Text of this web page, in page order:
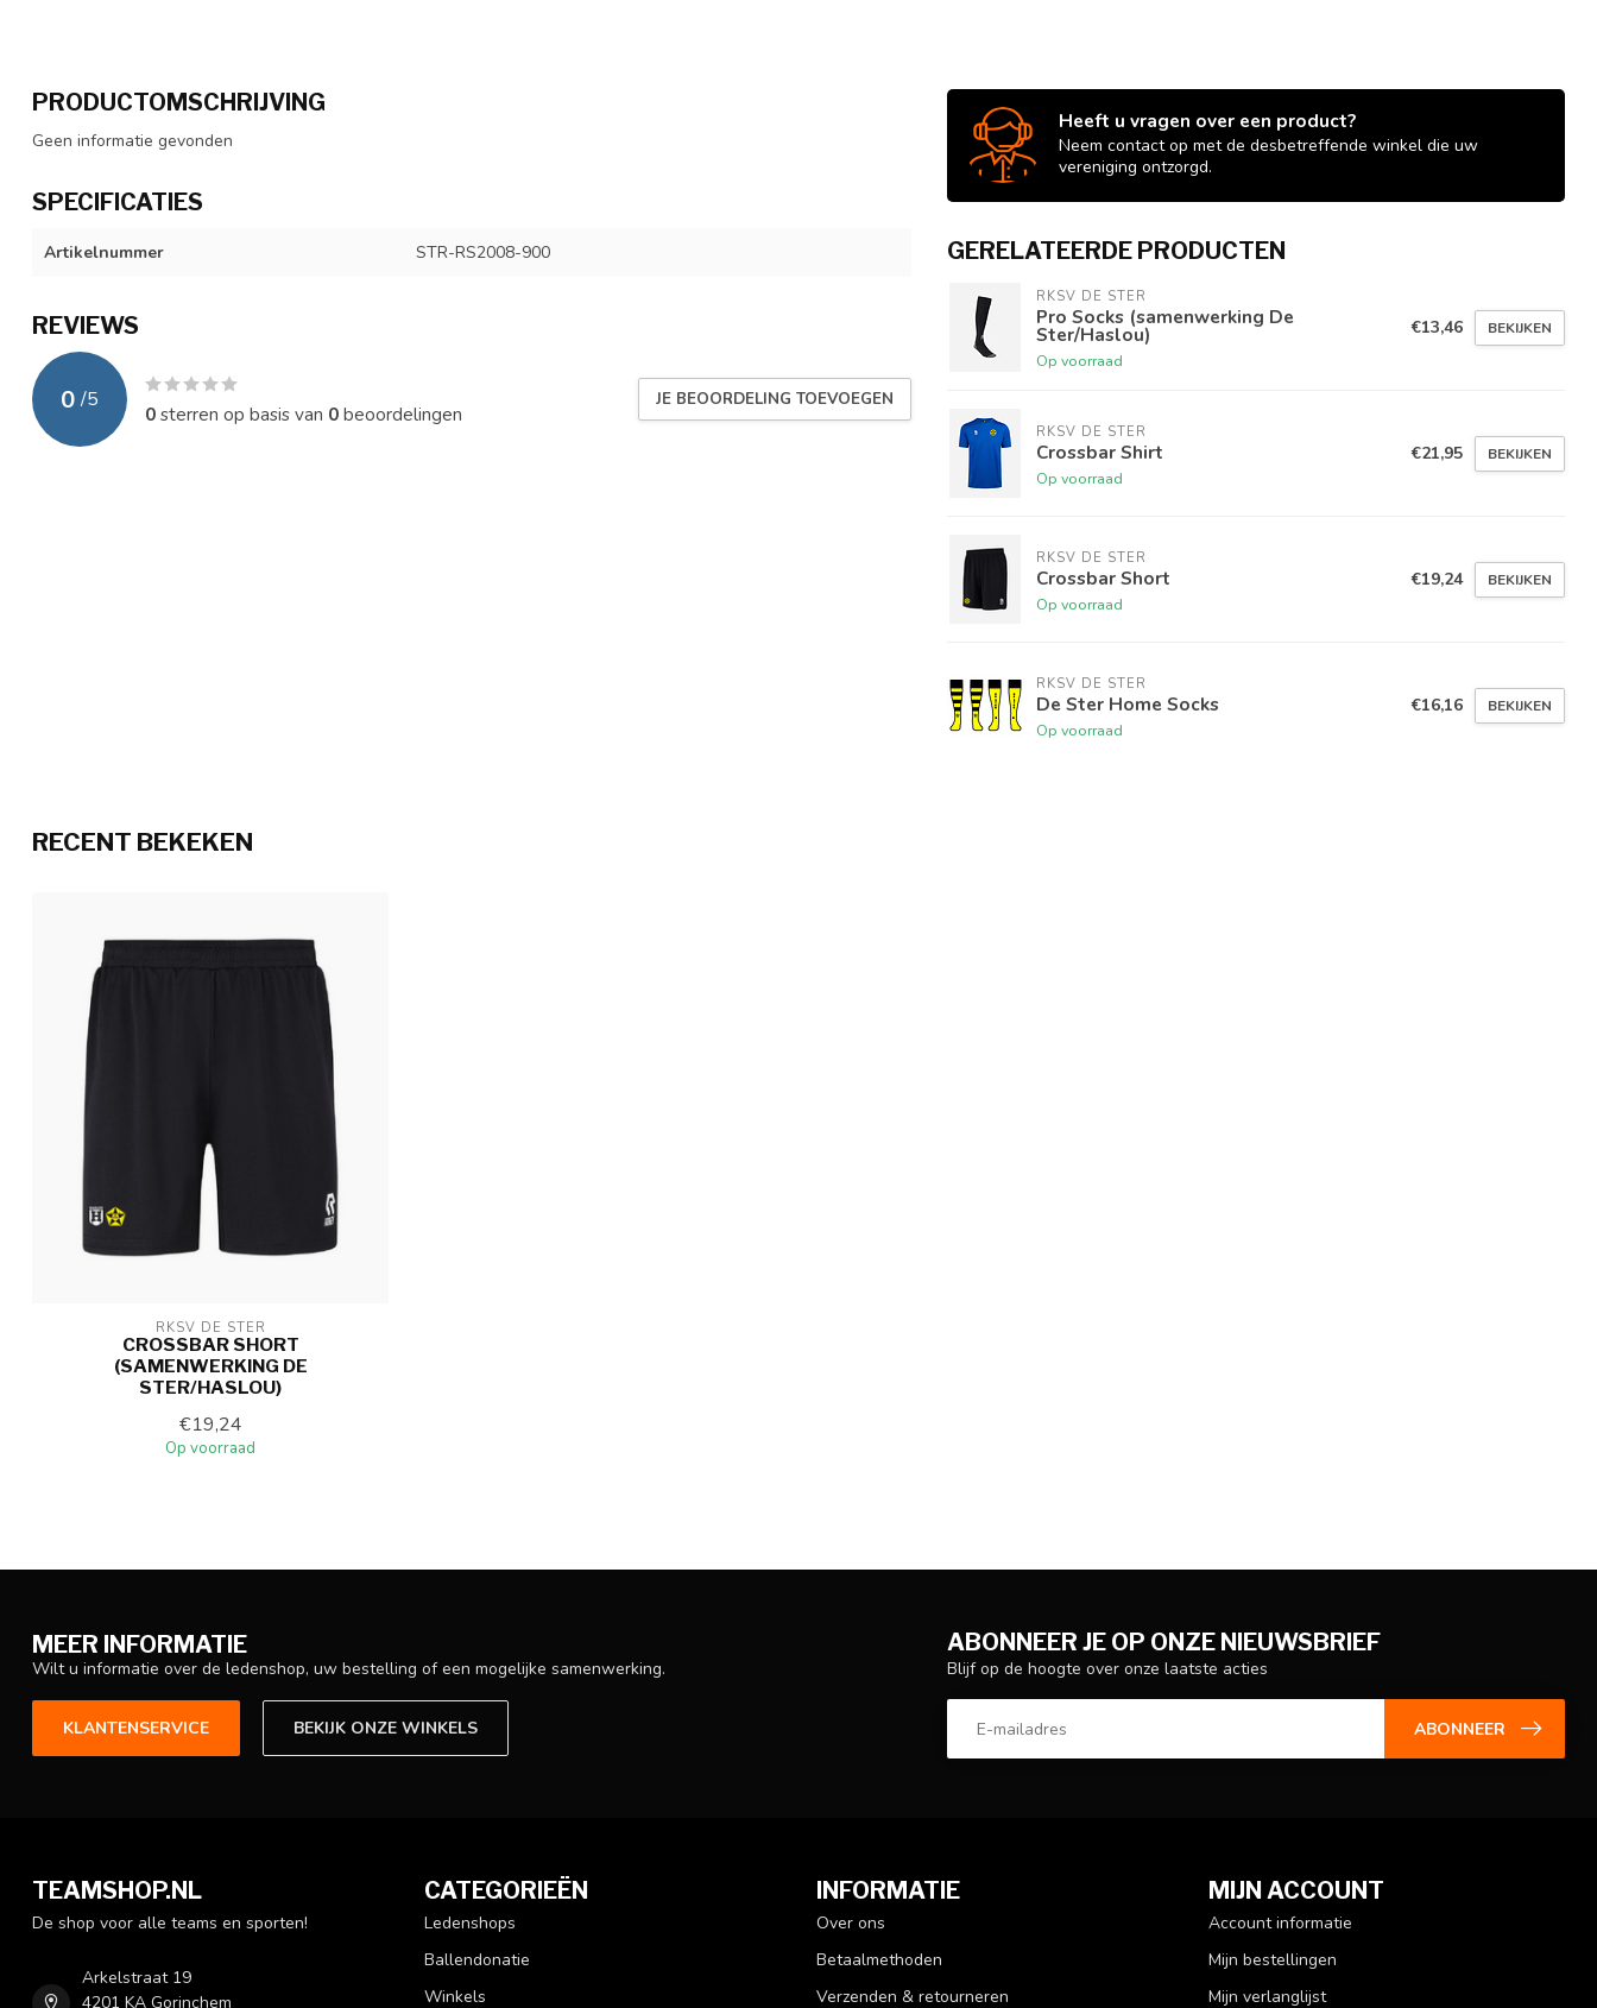
PRODUCTOMSCHRIJVING
Geen informatie gevonden
SPECIFICATIES
Artikelnummer STR-RS2008-900
REVIEWS
0 /5
0sterren op basis van 0beoordelingen
JE BEOORDELING TOEVOEGEN
Heeft u vragen over een product?
Neem contact op met de desbetreffende winkel die uw
vereniging ontzorgd.
GERELATEERDE PRODUCTEN
RKSV DE STER
Pro Socks (samenwerking De
Ster/Haslou)
Op voorraad
€13,46 BEKIJKEN
RKSV DE STER
Crossbar Shirt
Op voorraad
€21,95 BEKIJKEN
RKSV DE STER
Crossbar Short
Op voorraad
€19,24 BEKIJKEN
RKSV DE STER
De Ster Home Socks
Op voorraad
€16,16 BEKIJKEN
RECENT BEKEKEN
RKSV DE STER
CROSSBAR SHORT
(SAMENWERKING DE
STER/HASLOU)
€19,24
Op voorraad
MEER INFORMATIE
Wilt u informatie over de ledenshop, uw bestelling of een mogelijke samenwerking.
KLANTENSERVICE BEKIJK ONZE WINKELS
ABONNEER JE OP ONZE NIEUWSBRIEF
Blijf op de hoogte over onze laatste acties
ABONNEER
TEAMSHOP.NL
De shop voor alle teams en sporten!
Arkelstraat 19
4201 KA Gorinchem
CATEGORIEËN
Ledenshops
Ballendonatie
Winkels
INFORMATIE
Over ons
Betaalmethoden
Verzenden & retourneren
MIJN ACCOUNT
Account informatie
Mijn bestellingen
Mijn verlanglijst